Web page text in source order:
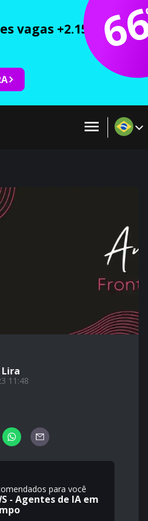
vagas +2.150 cursos
11:48
para você
- Agentes de IA em